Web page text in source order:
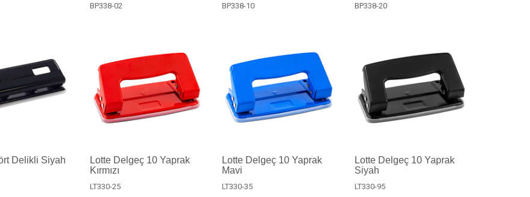
BP338-02 BP338-10 BP338-20
Delikli Siyah
Lotte Delgeç 10 Yaprak
Kırmızı
LT330-25
Lotte Delgeç 10 Yaprak
Mavi
LT330-35
Lotte Delgeç 10 Yaprak
Siyah
LT330-95